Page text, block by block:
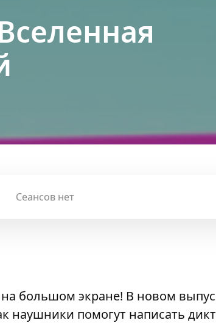
Сеансов нет
большом экране! В новом
наушники помогут написать